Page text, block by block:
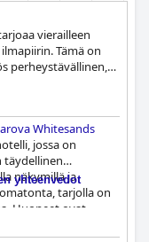
vierailleen
Tämä on
perheystävällinen,
Whitesands
jossa on
täydellinen
näkymillä ja
tarjolla on
Huoneet ovat
merinäköalat.
yhteenvedot